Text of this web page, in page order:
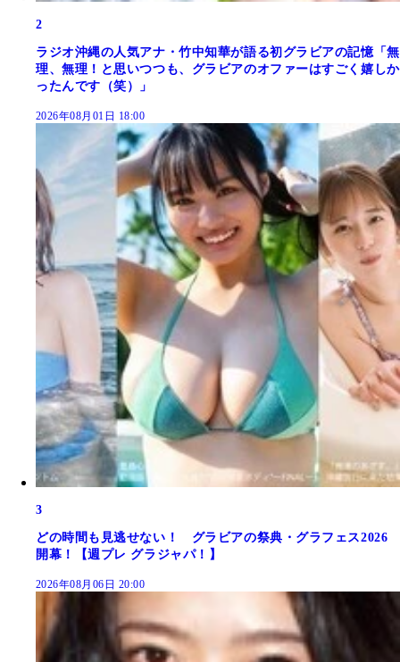
2
ラジオ沖縄の人気アナ・竹中知華が語る初グラビアの記憶「無
理、無理！と思いつつも、グラビアのオファーはすごく嬉しか
ったんです（笑）」
2026年08月01日 18:00
3
どの時間も見逃せない！ グラビアの祭典・グラフェス2026
開幕！【週プレ グラジャパ！】
2026年08月06日 20:00